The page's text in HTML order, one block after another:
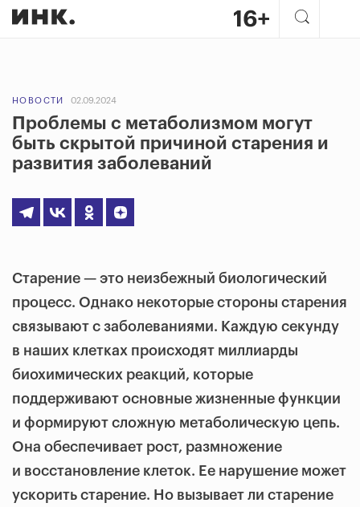
НОВОСТИ 02.09.2024
Проблемы с метаболизмом могут
быть скрытой причиной старения и
развития заболеваний
Старение — это неизбежный биологический
процесс. Однако некоторые стороны старения
связывают с заболеваниями. Каждую секунду
в наших клетках происходят миллиарды
биохимических реакций, которые
поддерживают основные жизненные функции
и формируют сложную метаболическую цепь.
Она обеспечивает рост, размножение
и восстановление клеток. Ее нарушение может
ускорить старение. Но вызывает ли старение